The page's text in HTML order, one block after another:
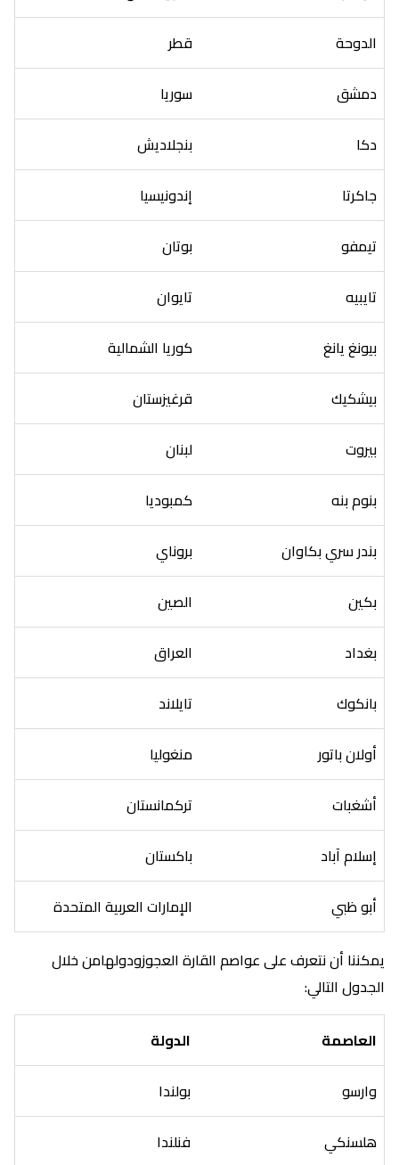
الدوحة
قطر
دمشق
سوريا
دكا
بنجلاديش
جاكرتا
إندونيسيا
تيمفو
بوتان
تايبيه
تايوان
بيونغ يانغ
كوريا الشمالية
بيشكيك
قرغيزستان
بيروت
لبنان
بنوم بنه
كمبوديا
بندر سري بكاوان
بروناي
بكين
الصين
بغداد
العراق
بانكوك
تايلاند
أولان باتور
منغوليا
أشغبات
تركمانستان
إسلام آباد
باكستان
أبو ظبي
الإمارات العربية المتحدة
يمكننا أن نتعرف على عواصم القارة العجوزودولهامن خلال
الجدول التالي:
العاصمة
الدولة
وارسو
بولندا
هلسنكي
فنلندا